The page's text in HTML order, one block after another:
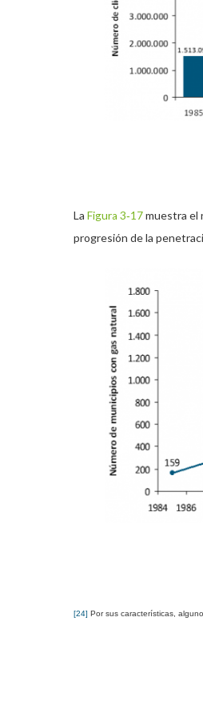
La Figura 3‑17muestra el
progresión de la
[24] Por sus características,